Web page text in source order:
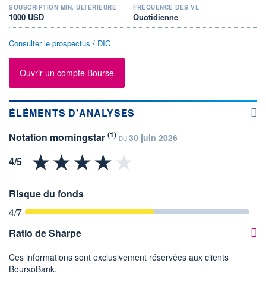
SOUSCRIPTION MIN. ULTÉRIEURE
1000 USD
FRÉQUENCE DES VL
Quotidienne
Consulter le prospectus / DIC
Ouvrir un compte Bourse
ÉLÉMENTS D'ANALYSES
Notation morningstar (1) DU 30 juin 2026
Risque du fonds
4/7
Ratio de Sharpe
Ces informations sont exclusivement réservées aux clients
BoursoBank.